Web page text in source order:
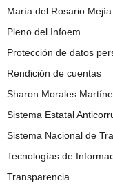
María del Rosario Mejía
Pleno del Infoem
Protección de datos
Rendición de cuentas
Sharon Morales
Sistema Estatal
Sistema Nacional de
Tecnologías de
Transparencia